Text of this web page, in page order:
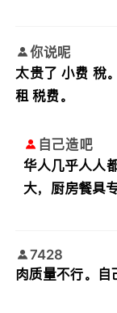
你说呢
太贵了 小费 稅
租 税费。
自己造吧
华人几乎人人
大，厨房餐具专
7428
肉质量不行。自